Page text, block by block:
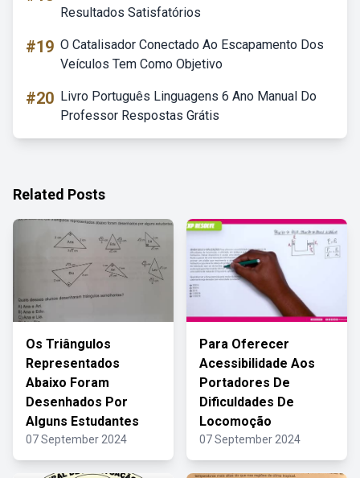
Resultados Satisfatórios
#19 O Catalisador Conectado Ao Escapamento Dos
Veículos Tem Como Objetivo
#20 Livro Português Linguagens 6 Ano Manual Do
Professor Respostas Grátis
Related Posts
Os Triângulos
Representados
Abaixo Foram
Desenhados Por
Alguns Estudantes
07 September 2024
Para Oferecer
Acessibilidade Aos
Portadores De
Dificuldades De
Locomoção
07 September 2024